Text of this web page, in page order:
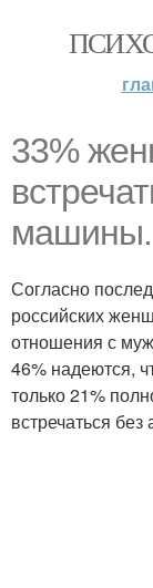
33%
машины.
Согласно
российских
отношения с
46% надеются,
только 21%
встречаться без